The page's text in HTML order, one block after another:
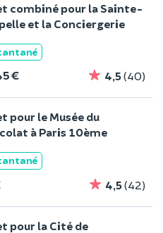
combiné pour la Sainte-
et la Conciergerie
€ 4,5(40)
pour le Musée du
à Paris 10ème
4,5(42)
pour la Cité de